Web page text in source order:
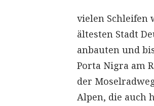
vielen Schleifen
ältesten Stadt
anbauten und
Porta Nigra am
der
Alpen, die auch